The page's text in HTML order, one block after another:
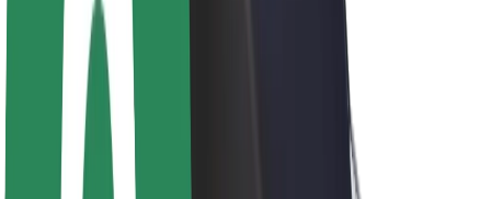
Liderazgo
Marca
Medios
Fondo Urbano
Seguridad